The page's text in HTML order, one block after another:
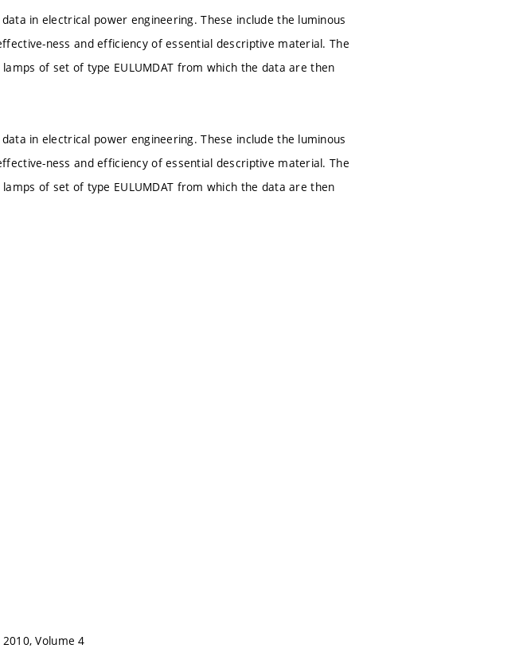
in electrical power engineering. These include the luminous
ness and efficiency of essential descriptive material. The
of set of type EULUMDAT from which the data are then
in electrical power engineering. These include the luminous
ness and efficiency of essential descriptive material. The
of set of type EULUMDAT from which the data are then
Volume 4